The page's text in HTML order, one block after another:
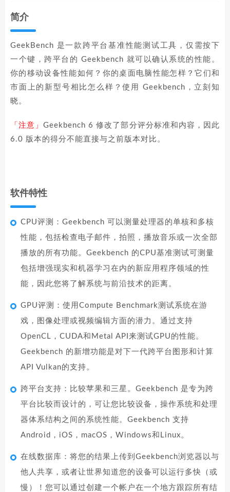
简介
GeekBench 是一款跨平台基准性能测试工具，仅需按下
一个键，跨平台的 Geekbench 就可以确认系统的性能。
你的移动设备性能如何？你的桌面电脑性能怎样？它们和
市面上的新型号相比怎么样？使用 Geekbench，立刻知
晓。
「注意」Geekbench 6 修改了部分评分标准和内容，因此
6.0 版本的得分不能直接与之前版本对比。
软件特性
CPU评测：Geekbench 可以测量处理器的单核和多核
性能，包括检查电子邮件，拍照，播放音乐或一次全部
播放的所有功能。Geekbench 的CPU基准测试可测量
包括增强现实和机器学习在内的新应用程序领域的性
能，因此您将了解系统与前沿技术的距离。
GPU评测：使用Compute Benchmark测试系统在游
戏，图像处理或视频编辑方面的潜力。通过支持
OpenCL，CUDA和Metal API来测试GPU的性能。
Geekbench 的新增功能是对下一代跨平台图形和计算
API Vulkan的支持。
跨平台支持：比较苹果和三星。Geekbench 是专为跨
平台比较而设计的，可让您比较设备，操作系统和处理
器体系结构之间的系统性能。Geekbench 支持
Android，iOS，macOS，Windows和Linux。
在线数据库：将您的结果上传到Geekbench浏览器以与
他人共享，或者让世界知道您的设备可以运行多快（或
慢）！您可以通过创建一个帐户在一个地方跟踪所有结